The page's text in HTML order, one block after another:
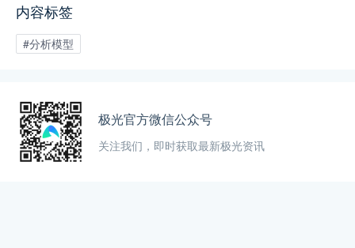
内容标签
#分析模型
极光官方微信公众号
关注我们，即时获取最新极光资讯